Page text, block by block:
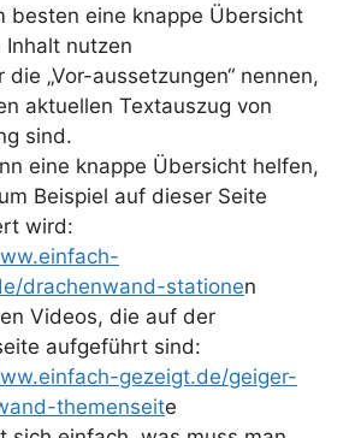
besten eine knappe Übersicht
Inhalt nutzen
die „Vor-aussetzungen“ nennen,
aktuellen Textauszug von
sind.
eine knappe Übersicht helfen,
Beispiel auf dieser Seite
wird:
drachenwand-stationen
Videos, die auf der
aufgeführt sind:
gezeigt.de/geiger-
themenseite